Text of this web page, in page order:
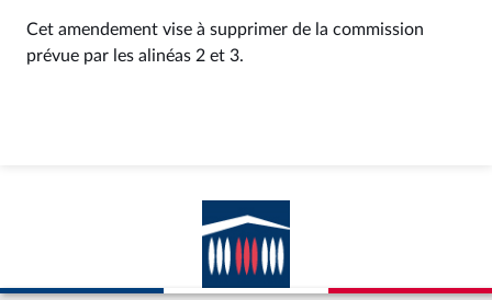
Cet amendement vise à supprimer de la commission
prévue par les alinéas 2 et 3.